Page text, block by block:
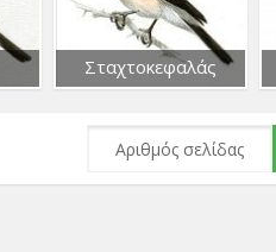
Σταχτοκεφαλάς